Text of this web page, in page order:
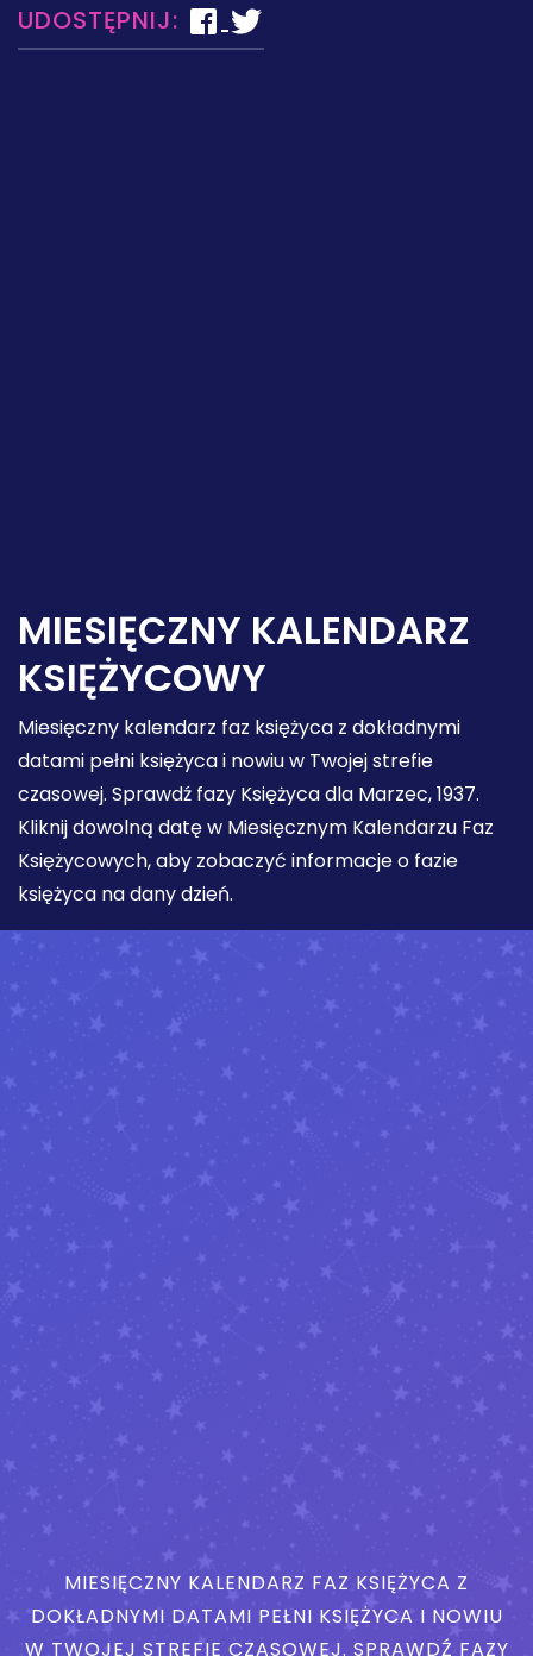
UDOSTĘPNIJ:
MIESIĘCZNY KALENDARZ
KSIĘŻYCOWY
Miesięczny kalendarz faz księżyca z dokładnymi
datami pełni księżyca i nowiu w Twojej strefie
czasowej. Sprawdź fazy Księżyca dla Marzec, 1937.
Kliknij dowolną datę w Miesięcznym Kalendarzu Faz
Księżycowych, aby zobaczyć informacje o fazie
księżyca na dany dzień.
MIESIĘCZNY KALENDARZ FAZ KSIĘŻYCA Z
DOKŁADNYMI DATAMI PEŁNI KSIĘŻYCA I NOWIU
W TWOJEJ STREFIE CZASOWEJ. SPRAWDŹ FAZY